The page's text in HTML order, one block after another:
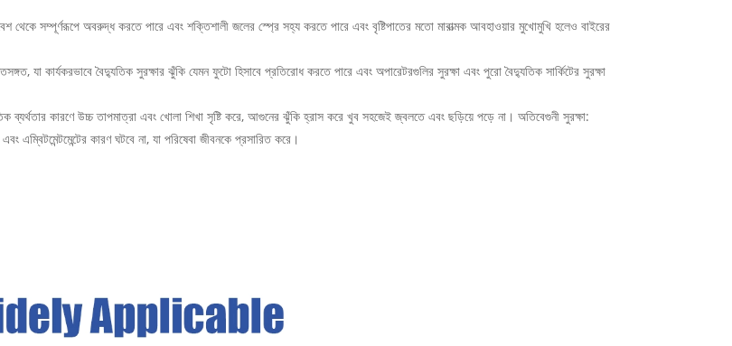
থেকে সম্পূর্ণরূপে অবরুদ্ধ করতে পারে এবং শক্তিশালী জলের স্প্রে সহ্য করতে পারে এবং বৃষ্টিপাতের মতো মারাত্মক আবহাওয়ার মুখোমুখি হলেও বাইরের
যা কার্যকরভাবে বৈদ্যুতিক সুরক্ষার ঝুঁকি যেমন ফুটো হিসাবে প্রতিরোধ করতে পারে এবং অপারেটরগুলির সুরক্ষা এবং পুরো বৈদ্যুতিক সার্কিটের সুরক্ষা
ব্যর্থতার কারণে উচ্চ তাপমাত্রা এবং খোলা শিখা সৃষ্টি করে, আগুনের ঝুঁকি হ্রাস করে খুব সহজেই জ্বলতে এবং ছড়িয়ে পড়ে না। অতিবেগুনী সুরক্ষা:
এম্বিটমেন্টমেন্টের কারণ ঘটবে না, যা পরিষেবা জীবনকে প্রসারিত করে।